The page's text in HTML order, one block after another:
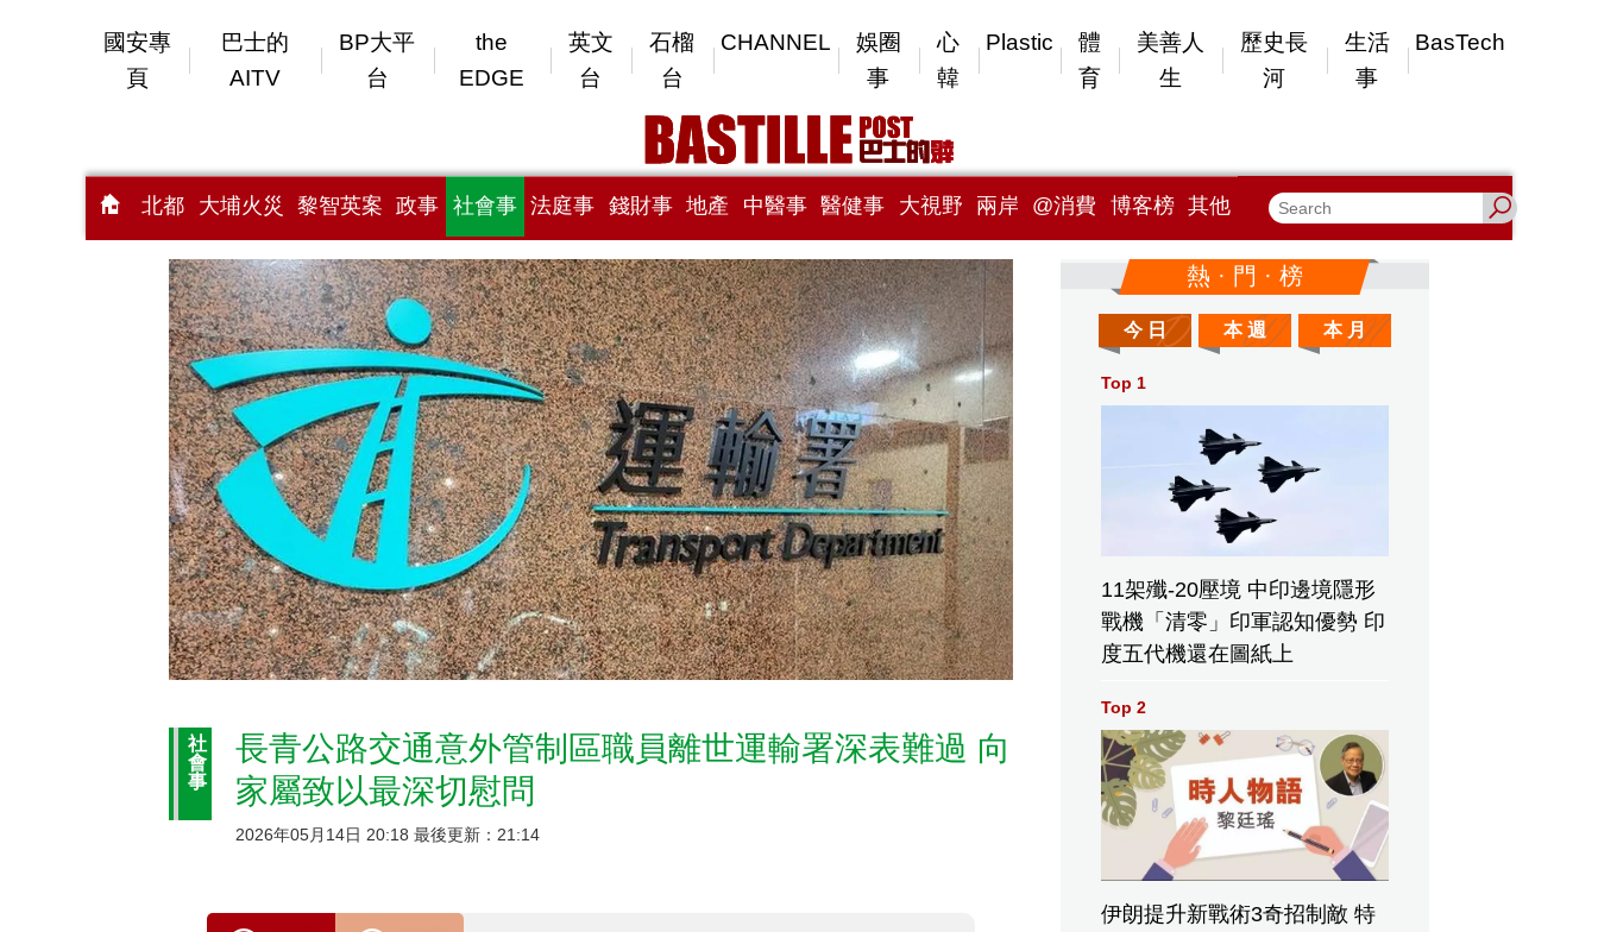
國安專
頁
巴士的
AITV
BP大平
台
the
EDGE
英文
台
石榴
台
CHANNEL
娛圈
事
心
韓
Plastic
體
育
美善人
生
歷史長
河
生活
事
BasTech
北都 大埔火災 黎智英案 政事 社會事 法庭事 錢財事 地產 中醫事 醫健事 大視野 兩岸 @消費 博客榜 其他
社
會
事
長青公路交通意外管制區職員離世運輸署深表難過 向
家屬致以最深切慰問
2026年05月14日 20:18 最後更新：21:14
熱 · 門 · 榜
今 日 本 週 本 月
Top 1
11架殲-20壓境 中印邊境隱形
戰機「清零」印軍認知優勢 印
度五代機還在圖紙上
Top 2
伊朗提升新戰術3奇招制敵 特